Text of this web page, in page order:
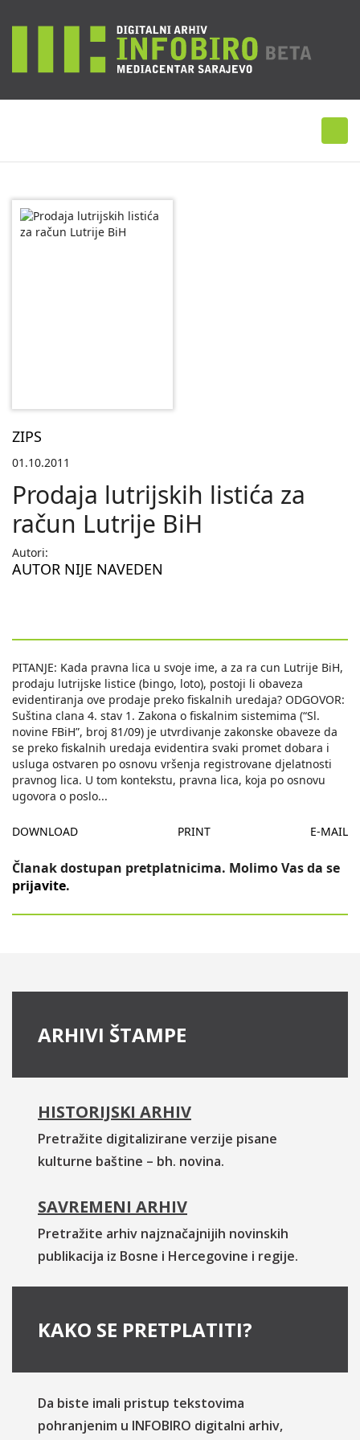
ZIPS
01.10.2011
Prodaja lutrijskih listića za
račun Lutrije BiH
Autori:
AUTOR NIJE NAVEDEN
PITANJE: Kada pravna lica u svoje ime, a za ra cun Lutrije BiH,
prodaju lutrijske listice (bingo, loto), postoji li obaveza
evidentiranja ove prodaje preko fiskalnih uredaja? ODGOVOR:
Suština clana 4. stav 1. Zakona o fiskalnim sistemima (“Sl.
novine FBiH”, broj 81/09) je utvrdivanje zakonske obaveze da
se preko fiskalnih uredaja evidentira svaki promet dobara i
usluga ostvaren po osnovu vršenja registrovane djelatnosti
pravnog lica. U tom kontekstu, pravna lica, koja po osnovu
ugovora o poslo...
DOWNLOAD PRINT E-MAIL
Članak dostupan pretplatnicima. Molimo Vas da se
prijavite.
ARHIVI ŠTAMPE
HISTORIJSKI ARHIV
Pretražite digitalizirane verzije pisane
kulturne baštine – bh. novina.
SAVREMENI ARHIV
Pretražite arhiv najznačajnijih novinskih
publikacija iz Bosne i Hercegovine i regije.
KAKO SE PRETPLATITI?
Da biste imali pristup tekstovima
pohranjenim u INFOBIRO digitalni arhiv,